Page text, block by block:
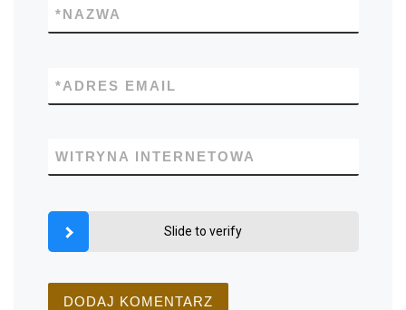
NAZWA
*
ADRES EMAIL
*
WITRYNA INTERNETOWA
Slide to verify